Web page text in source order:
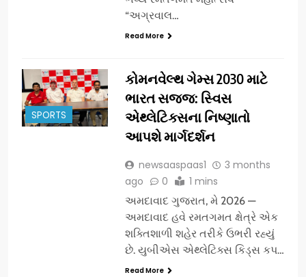
“અગ્રવાલ…
Read More
SPORTS
કોમનવેલ્થ ગેમ્સ 2030 માટે
ભારત સજ્જ: સ્વિસ
એથ્લેટિક્સના નિષ્ણાતો
આપશે માર્ગદર્શન
newsaaspaas1
3 months
ago
0 1 mins
અમદાવાદ ગુજરાત, મે 2026 —
અમદાવાદ હવે રમતગમત ક્ષેત્રે એક
શક્તિશાળી શહેર તરીકે ઉભરી રહ્યું
છે. યુબીએસ એથ્લેટિક્સ કિડ્સ કપ…
Read More